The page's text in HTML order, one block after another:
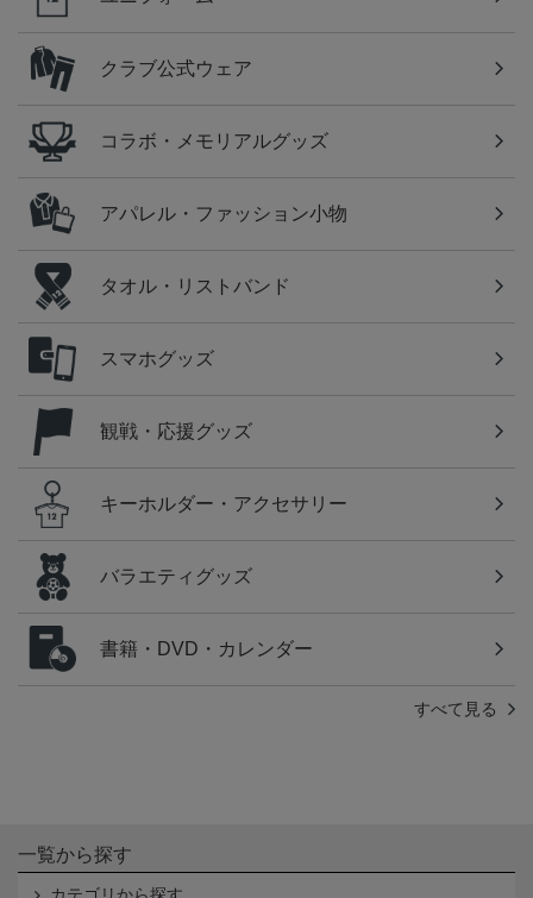
クラブ公式ウェア
コラボ・メモリアルグッズ
アパレル・ファッション小物
タオル・リストバンド
スマホグッズ
観戦・応援グッズ
キーホルダー・アクセサリー
バラエティグッズ
書籍・DVD・カレンダー
すべて見る
一覧から探す